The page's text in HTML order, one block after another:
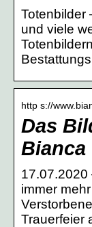
Totenbilder
und viele
http s://
Das
Bianca
immer
Trauerfeier